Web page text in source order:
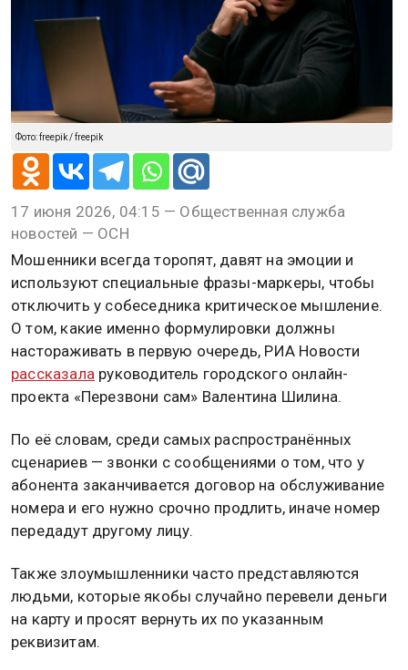
Фото: freepik / freepik
17 июня 2026, 04:15 — Общественная служба
новостей — ОСН
Мошенники всегда торопят, давят на эмоции и
используют специальные фразы-маркеры, чтобы
отключить у собеседника критическое мышление.
О том, какие именно формулировки должны
настораживать в первую очередь, РИА Новости
рассказала руководитель городского онлайн-
проекта «Перезвони сам» Валентина Шилина.
По её словам, среди самых распространённых
сценариев — звонки с сообщениями о том, что у
абонента заканчивается договор на обслуживание
номера и его нужно срочно продлить, иначе номер
передадут другому лицу.
Также злоумышленники часто представляются
людьми, которые якобы случайно перевели деньги
на карту и просят вернуть их по указанным
реквизитам.